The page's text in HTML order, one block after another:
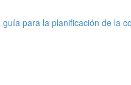
para la planificación de la